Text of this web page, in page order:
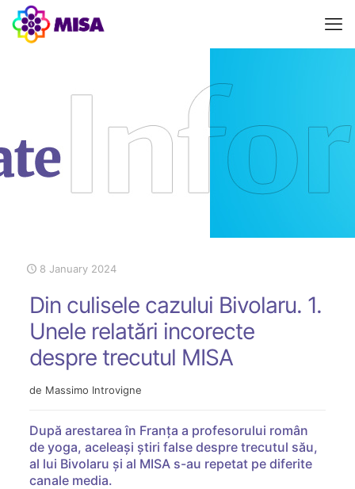
8 January 2024
Din culisele cazului Bivolaru. 1.
Unele relatări incorecte
despre trecutul MISA
de Massimo Introvigne
După arestarea în Franța a profesorului român
de yoga, aceleași știri false despre trecutul său,
al lui Bivolaru și al MISA s-au repetat pe diferite
canale media.